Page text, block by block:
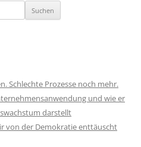
Schlechte Prozesse noch mehr.
und wie er
darstellt
von der Demokratie enttäuscht